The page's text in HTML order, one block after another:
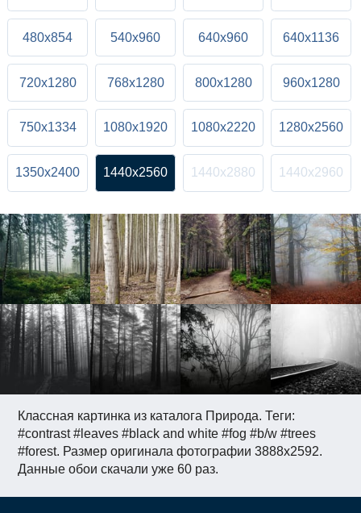
Классная картинка из каталога Природа. Теги:
#contrast #leaves #black and white #fog #b/w #trees
#forest. Размер оригинала фотографии 3888x2592.
Данные обои скачали уже 60 раз.
480x854 540x960 640x960 640x1136
720x1280 768x1280 800x1280 960x1280
750x1334 1080x1920 1080x2220 1280x2560
1350x2400 1440x2560 1440x2880 1440x2960